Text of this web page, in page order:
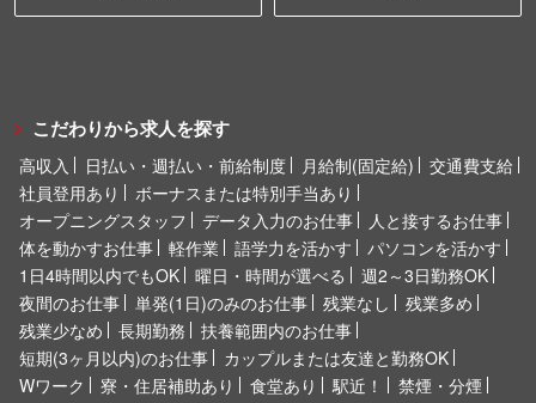
こだわりから求人を探す
高収入 日払い・週払い・前給制度 月給制(固定給)
交通費支給
社員登用あり
ボーナスまたは特別手当あり
オープニングスタッフ
データ入力のお仕事
人と接するお仕事
体を動かすお仕事
軽作業 語学力を活かす
パソコンを活かす
1日4時間以内でもOK
曜日・時間が選べる
週2～3日勤務OK
夜間のお仕事
単発(1日)のみのお仕事 残業なし
残業多め
残業少なめ
長期勤務
扶養範囲内のお仕事
短期(3ヶ月以内)のお仕事
カップルまたは友達と勤務OK
Wワーク
寮・住居補助あり 食堂あり 駅近！
禁煙・分煙